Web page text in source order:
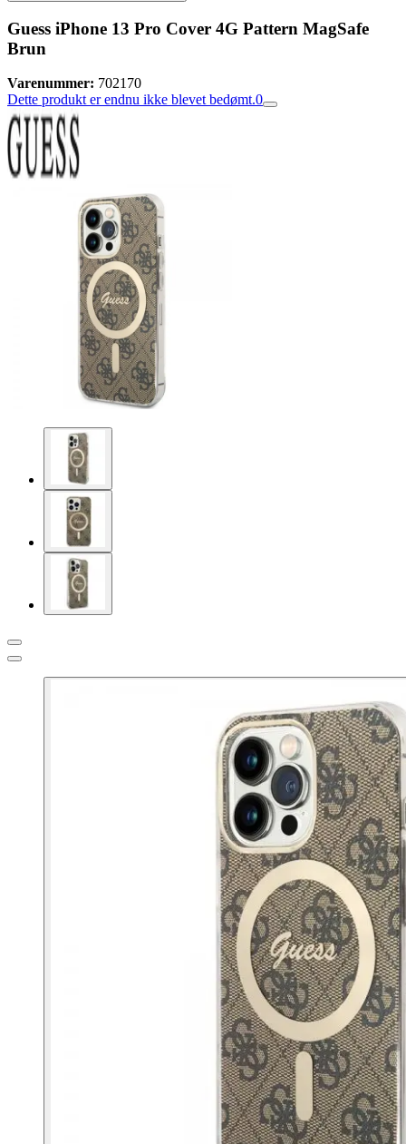
Guess iPhone 13 Pro Cover 4G Pattern MagSafe
Brun
Varenummer: 702170
Dette produkt er endnu ikke blevet bedømt.0